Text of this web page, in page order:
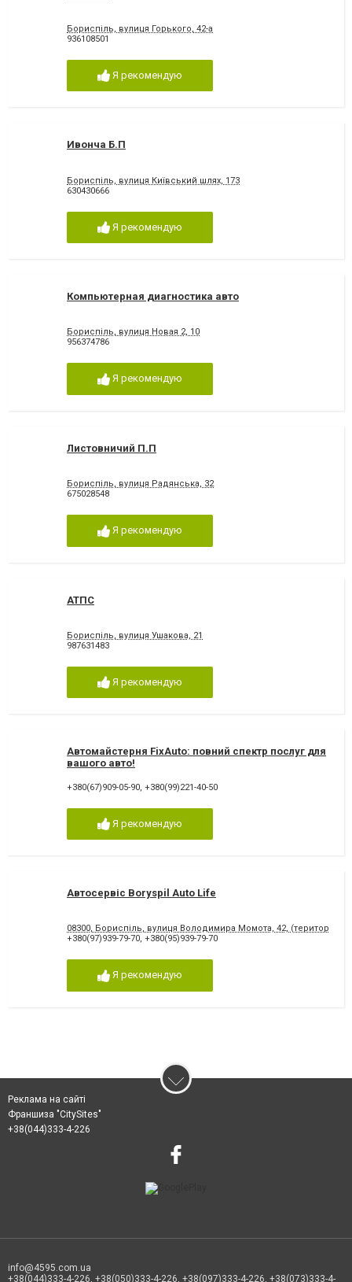
Бориспіль, вулиця Горького, 42-а
936108501
Я рекомендую
Ивонча Б.П
Бориспіль, вулиця Київський шлях, 173
630430666
Я рекомендую
Компьютерная диагностика авто
Бориспіль, вулиця Новая 2, 10
956374786
Я рекомендую
Листовничий П.П
Бориспіль, вулиця Радянська, 32
675028548
Я рекомендую
АТПС
Бориспіль, вулиця Ушакова, 21
987631483
Я рекомендую
Автомайстерня FixAuto: повний спектр послуг для
вашого авто!
+380(67)909-05-90, +380(99)221-40-50
Я рекомендую
Автосервіс Boryspil Auto Life
08300, Бориспіль, вулиця Володимира Момота, 42, (територія
+380(97)939-79-70, +380(95)939-79-70
Я рекомендую
Реклама на сайті
Франшиза "CitySites"
+38(044)333-4-226
info@4595.com.ua
+38(044)333-4-226, +38(050)333-4-226, +38(097)333-4-226, +38(073)333-4-